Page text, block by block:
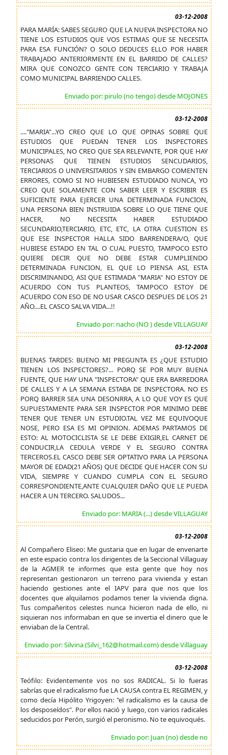
03-12-2008
PARA MARÍA: SABES SEGURO QUE LA NUEVA INSPECTORA NO
TIENE LOS ESTUDIOS QUE VOS ESTIMAS QUE SE NECESITA
PARA ESA FUNCIÓN? O SOLO DEDUCES ELLO POR HABER
TRABAJADO ANTERIORMENTE EN EL BARRIDO DE CALLES?
MIRA QUE CONOZCO GENTE CON TERCIARIO Y TRABAJA
COMO MUNICIPAL BARRIENDO CALLES.
Enviado por: pirulo (no tengo) desde MOJONES
03-12-2008
...."MARIA"...YO CREO QUE LO QUE OPINAS SOBRE QUE
ESTUDIOS QUE PUEDAN TENER LOS INSPECTORES
MUNICIPALES, NO CREO QUE SEA RELEVANTE, POR QUE HAY
PERSONAS QUE TIENEN ESTUDIOS SENCUDARIOS,
TERCIARIOS O UNIVERSITARIOS Y SIN EMBARGO COMENTEN
ERRORES, COMO SI NO HUBIESEN ESTUDIADO NUNCA, YO
CREO QUE SOLAMENTE CON SABER LEER Y ESCRIBIR ES
SUFICIENTE PARA EJERCER UNA DETERMINADA FUNCION,
UNA PERSONA BIEN INSTRUIDA SOBRE LO QUE TIENE QUE
HACER, NO NECESITA HABER ESTUDIADO
SECUNDARIO,TERCIARIO, ETC, ETC, LA OTRA CUESTION ES
QUE ESE INSPECTOR HALLA SIDO BARRENDERA/O, QUE
HUBIESE ESTADO EN TAL O CUAL PUESTO, TAMPOCO ESTO
QUIERE DECIR QUE NO DEBE ESTAR CUMPLIENDO
DETERMINADA FUNCION, EL QUE LO PIENSA ASI, ESTA
DISCRIMINANDO, ASI QUE ESTIMADA "MARIA" NO ESTOY DE
ACUERDO CON TUS PLANTEOS, TAMPOCO ESTOY DE
ACUERDO CON ESO DE NO USAR CASCO DESPUES DE LOS 21
AÑO....EL CASCO SALVA VIDA...!!
Enviado por: nacho (NO ) desde VILLAGUAY
03-12-2008
BUENAS TARDES: BUENO MI PREGUNTA ES ¿QUE ESTUDIO
TIENEN LOS INSPECTORES?... PORQ SE POR MUY BUENA
FUENTE, QUE HAY UNA "INSPECTORA" QUE ERA BARREDORA
DE CALLES Y A LA SEMANA ESTABA DE INSPECTORA. NO ES
PORQ BARRER SEA UNA DESONRRA, A LO QUE VOY ES QUE
SUPUESTAMENTE PARA SER INSPECTOR POR MINIMO DEBE
TENER QUE TENER UN ESTUDIO.TAL VEZ ME EQUIVOQUE
NOSE, PERO ESA ES MI OPINION. ADEMAS PARTAMOS DE
ESTO: AL MOTOCICLISTA SE LE DEBE EXIGIR,EL CARNET DE
CONDUCIR,LA CEDULA VERDE Y EL SEGURO CONTRA
TERCEROS.EL CASCO DEBE SER OPTATIVO PARA LA PERSONA
MAYOR DE EDAD(21 AÑOS) QUE DECIDE QUE HACER CON SU
VIDA, SIEMPRE Y CUANDO CUMPLA CON EL SEGURO
CORRESPONDIENTE,ANTE CUALQUIER DAÑO QUE LE PUEDA
HACER A UN TERCERO. SALUDOS...
Enviado por: MARIA (...) desde VILLAGUAY
03-12-2008
Al Compañero Eliseo: Me gustaria que en lugar de envenarte
en este espacio contra los dirigentes de la Seccional Villaguay
de la AGMER te informes que esta gente que hoy nos
representan gestionaron un terreno para vivienda y estan
haciendo gestiones ante el IAPV para que nos que los
docentes que alquilamos podamos tener la vivienda digna.
Tus compañeritos celestes nunca hicieron nada de ello, ni
siquieran nos informaban en que se invertia el dinero que le
enviaban de la Central.
Enviado por: Silvina (Silvi_162@hotmail.com) desde Villaguay
03-12-2008
Teófilo: Evidentemente vos no sos RADICAL. Si lo fueras
sabrías que el radicalismo fue LA CAUSA contra EL REGIMEN, y
como decía Hipólito Yrigoyen: "el radicalismo es la causa de
los desposeídos". Por ellos nació y luego, con varios radicales
seducidos por Perón, surgió el peronismo. No te equivoqués.
Enviado por: Juan (no) desde no